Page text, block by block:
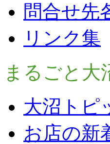
問合せ先
リンク集
まるごと大
大沼トピ
お店の新